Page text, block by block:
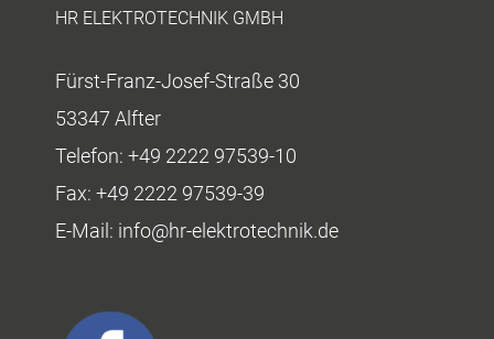
HR ELEKTROTECHNIK GMBH
Fürst-Franz-Josef-Straße 30
53347 Alfter
Telefon: +49 2222 97539-10
Fax: +49 2222 97539-39
E-Mail: info@hr-elektrotechnik.de